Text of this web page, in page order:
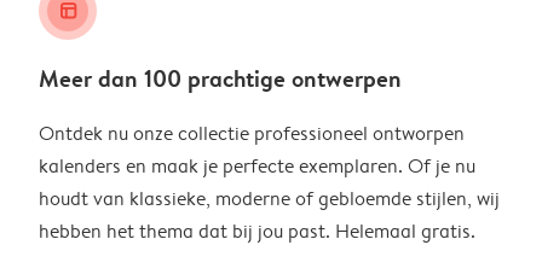
layout_alt
Meer dan 100 prachtige ontwerpen
Ontdek nu onze collectie professioneel ontworpen
kalenders en maak je perfecte exemplaren. Of je nu
houdt van klassieke, moderne of gebloemde stijlen, wij
hebben het thema dat bij jou past. Helemaal gratis.